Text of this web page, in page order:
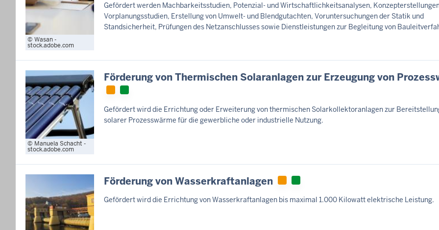
Wasan -
stock.adobe.com
Gefördert werden Machbarkeitsstudien, Potenzial- und Wirtschaftlichkeitsanalysen,
Vorplanungsstudien, Erstellung von Umwelt- und Blendgutachten, Voruntersuchungen der Statik und
Standsicherheit, Prüfungen des Netzanschlusses sowie Dienstleistungen zur Begleitung von
Manuela Schacht -
stock.adobe.com
Förderung von Thermischen Solaranlagen zur Erzeugung von
Gefördert wird die Errichtung oder Erweiterung von thermischen Solarkollektoranlagen zur
solarer Prozesswärme für die gewerbliche oder industrielle Nutzung.
Förderung von Wasserkraftanlagen
Gefördert wird die Errichtung von Wasserkraftanlagen bis maximal 1.000 Kilowatt elektrische Leistung.